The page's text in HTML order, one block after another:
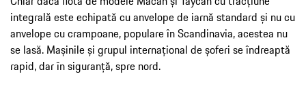
integrală este echipată cu anvelope de iarnă standard și nu cu
anvelope cu crampoane, populare în Scandinavia, acestea nu
se lasă. Mașinile și grupul internațional de șoferi se îndreaptă
rapid, dar în siguranță, spre nord.